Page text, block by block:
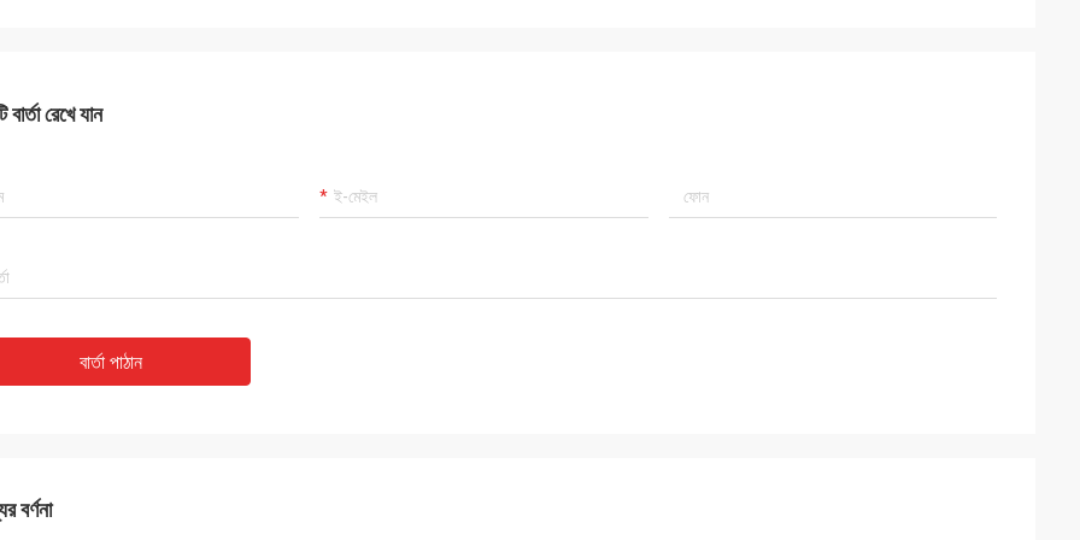
বার্তা রেখে যান
বার্তা পাঠান
বর্ণনা